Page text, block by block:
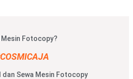
Mesin Fotocopy?
dan Sewa Mesin Fotocopy